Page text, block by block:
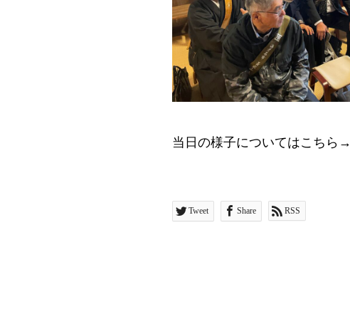
当日の様子についてはこちら→
Tweet Share RSS